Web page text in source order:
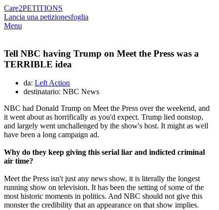
Care2PETITIONS
Lancia una petizionesfoglia
Menu
Tell NBC having Trump on Meet the Press was a
TERRIBLE idea
da: Left Action
destinatario: NBC News
NBC had Donald Trump on Meet the Press over the weekend, and
it went about as horrifically as you'd expect. Trump lied nonstop,
and largely went unchallenged by the show's host. It might as well
have been a long campaign ad.
Why do they keep giving this serial liar and indicted criminal
air time?
Meet the Press isn't just any news show, it is literally the longest
running show on television. It has been the setting of some of the
most historic moments in politics. And NBC should not give this
monster the credibility that an appearance on that show implies.